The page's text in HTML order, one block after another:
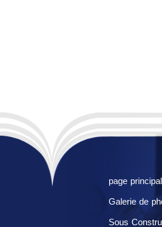
page
Galerie de
Sous